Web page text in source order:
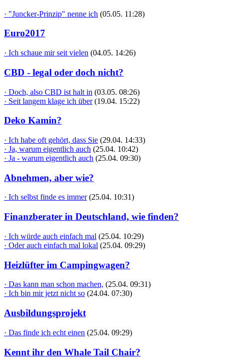
· "Juncker-Prinzip" nenne ich (05.05. 11:28)
Euro2017
· Ich schaue mir seit vielen (04.05. 14:26)
CBD - legal oder doch nicht?
· Doch, also CBD ist halt in (03.05. 08:26)
· Seit langem klage ich über (19.04. 15:22)
Deko Kamin?
· Ich habe oft gehört, dass Sie (29.04. 14:33)
· Ja, warum eigentlich auch (25.04. 10:42)
· Ja - warum eigentlich auch (25.04. 09:30)
Abnehmen, aber wie?
· Ich selbst finde es immer (25.04. 10:31)
Finanzberater in Deutschland, wie finden?
· Ich würde auch einfach mal (25.04. 10:29)
· Oder auch einfach mal lokal (25.04. 09:29)
Heizlüfter im Campingwagen?
· Das kann man schon machen, (25.04. 09:31)
· Ich bin mir jetzt nicht so (24.04. 07:30)
Ausbildungsprojekt
· Das finde ich echt einen (25.04. 09:29)
Kennt ihr den Whale Tail Chair?